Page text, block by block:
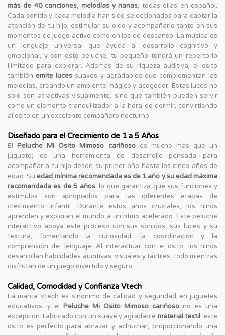
más de 40 canciones, melodías y nanas, todas ellas en español.
Cada sonido y cada melodía han sido seleccionados para captar la
atención de tu hijo, estimular su oído y acompañarle tanto en sus
momentos de juego activo como en los de descanso. La música es
un lenguaje universal que ayuda al desarrollo cognitivo y
emocional, y con este peluche, tu pequeño tendrá un repertorio
ilimitado para explorar. Además de su riqueza auditiva, el osito
también emite luces suaves y agradables que complementan las
melodías, creando un ambiente mágico y acogedor. Estas luces no
solo son atractivas visualmente, sino que también pueden servir
como un elemento tranquilizador a la hora de dormir, convirtiendo
al osito en un excelente compañero nocturno.
Diseñado para el Crecimiento de 1 a 5 Años
ElPeluche Mi Osito Mimoso cariñosoes mucho más que un
juguete; es una herramienta de desarrollo pensada para
acompañar a tu hijo desde su primer año hasta los cinco años de
edad. Su edad mínima recomendada es de 1 año y su edad máxima
recomendada es de 5 años, lo que garantiza que sus funciones y
estímulos son apropiados para las diferentes etapas de
crecimiento infantil. Durante estos años cruciales, los niños
aprenden y exploran el mundo a un ritmo acelerado. Este peluche
interactivo apoya este proceso con sus sonidos, sus luces y su
textura, fomentando la curiosidad, la coordinación y la
comprensión del lenguaje. Al interactuar con el osito, los niños
desarrollan habilidades auditivas, visuales y táctiles, todo mientras
disfrutan de un juego divertido y seguro.
Calidad, Comodidad y Confianza Vtech
La marca Vtech es sinónimo de calidad y seguridad en juguetes
educativos, y el Peluche Mi Osito Mimoso cariñoso no es una
excepción. Fabricado con un suave y agradable material textil, este
osito es perfecto para abrazar y achuchar, proporcionando una